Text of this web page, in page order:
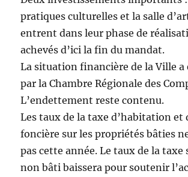
pratiques culturelles et la salle
entrent dans leur phase de
achevés d’ici la fin du mandat.
La situation financière de la Ville a
par la Chambre Régionale des
L’endettement reste contenu.
Les taux de la taxe d’habitation et
foncière sur les propriétés bâties
pas cette année. Le taux de la taxe
non bâti baissera pour soutenir